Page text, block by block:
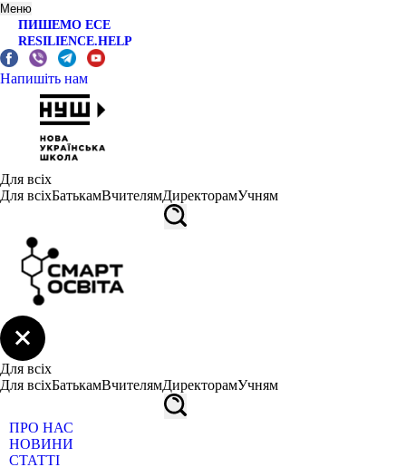
Меню
ПИШЕМО ЕСЕ
RESILIENCE.HELP
Напишіть нам
Для всіх
Для всіхБатькамВчителямДиректорамУчням
Для всіх
Для всіхБатькамВчителямДиректорамУчням
ПРО НАС
НОВИНИ
СТАТТІ